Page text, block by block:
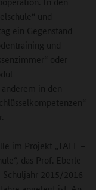
und
ein Gegenstand
und
oder
in den
im Projekt „TAFF –
das Prof. Eberle
2015/2016